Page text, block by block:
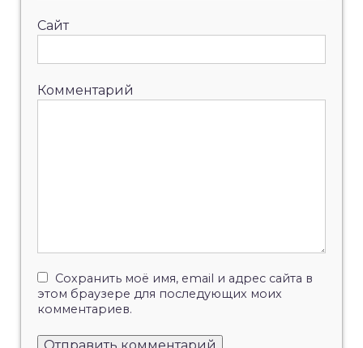
Сайт
Комментарий
Сохранить моё имя, email и адрес сайта в
этом браузере для последующих моих
комментариев.